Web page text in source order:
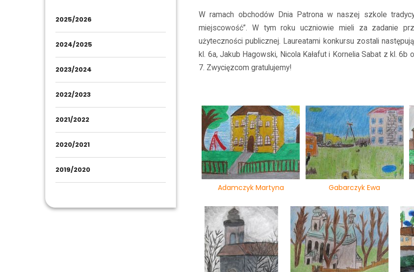
2025/2026
2024/2025
2023/2024
2022/2023
2021/2022
2020/2021
2019/2020
W ramach obchodów Dnia Patrona w naszej szkole
miejscowość”. W tym roku uczniowie mieli za zadanie
użyteczności publicznej. Laureatami konkursu zostali
kl. 6a, Jakub Hagowski, Nicola Kałafut i Kornelia Sabat z kl.
7. Zwycięzcom gratulujemy!
Adamczyk Martyna Gabarczyk Ewa